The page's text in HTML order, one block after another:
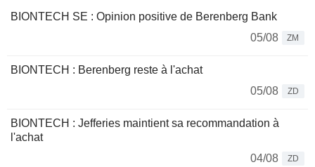
BIONTECH SE : Opinion positive de Berenberg Bank
05/08
ZM
BIONTECH : Berenberg reste à l'achat
05/08
ZD
BIONTECH : Jefferies maintient sa recommandation à
l'achat
04/08
ZD